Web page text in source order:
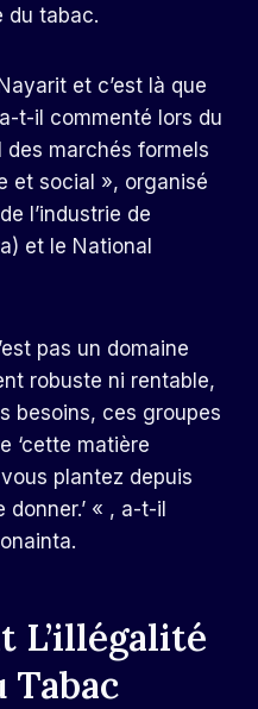
du tabac.
et c’est là que
t-il commenté lors du
marchés formels
et social », organisé
l’industrie de
et le National
pas un domaine
robuste ni rentable,
besoins, ces groupes
‘cette matière
plantez depuis
« , a-t-il
L’illégalité
Tabac